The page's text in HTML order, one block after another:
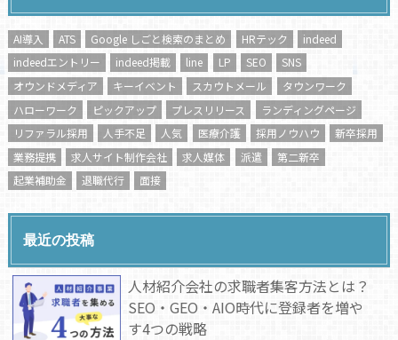
AI導入 ATS Google しごと検索のまとめ HRテック
indeed
indeedエントリー
indeed掲載 line LP SEO
SNS
オウンドメディア
キーイベント スカウトメール
タウンワーク
ハローワーク
ピックアップ プレスリリース
ランディングページ
リファラル採用
人手不足 人気 医療介護 採用ノウハウ
新卒採用
業務提携
求人サイト制作会社 求人媒体 派遣
第二新卒
起業補助金
退職代行 面接
最近の投稿
人材紹介会社の求職者集客方法とは？
SEO・GEO・AIO時代に登録者を増や
す4つの戦略